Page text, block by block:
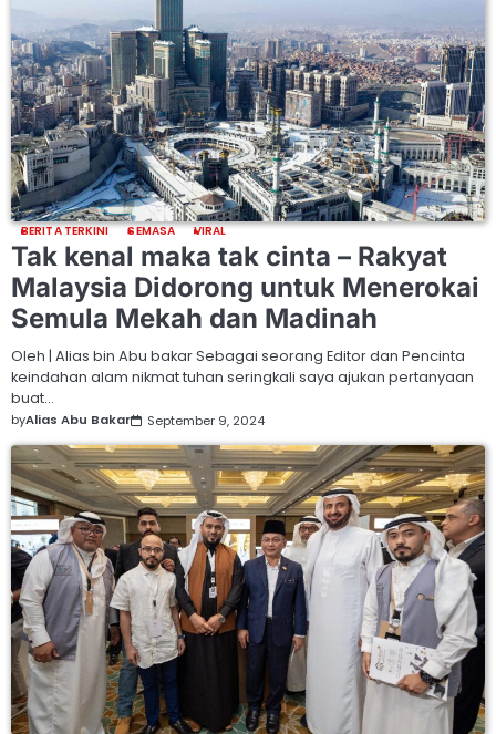
BERITA TERKINI SEMASA VIRAL
Tak kenal maka tak cinta – Rakyat
Malaysia Didorong untuk Menerokai
Semula Mekah dan Madinah
Oleh | Alias bin Abu bakar Sebagai seorang Editor dan Pencinta
keindahan alam nikmat tuhan seringkali saya ajukan pertanyaan
buat…
byAlias Abu Bakar September 9, 2024